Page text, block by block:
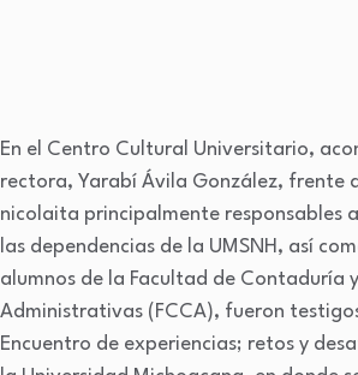
En el Centro Cultural Universitario,
rectora, Yarabí Ávila González, frente
nicolaita principalmente responsables
las dependencias de la UMSNH, así
alumnos de la Facultad de Contaduría
Administrativas (FCCA), fueron
Encuentro de experiencias; retos y